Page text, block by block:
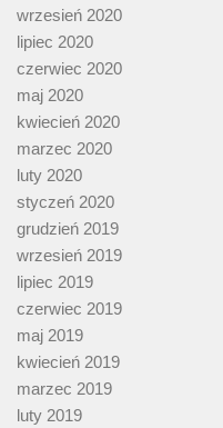
wrzesień 2020
lipiec 2020
czerwiec 2020
maj 2020
kwiecień 2020
marzec 2020
luty 2020
styczeń 2020
grudzień 2019
wrzesień 2019
lipiec 2019
czerwiec 2019
maj 2019
kwiecień 2019
marzec 2019
luty 2019